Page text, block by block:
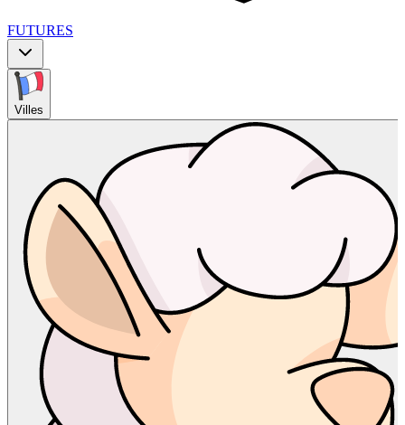
FUTURES
Villes